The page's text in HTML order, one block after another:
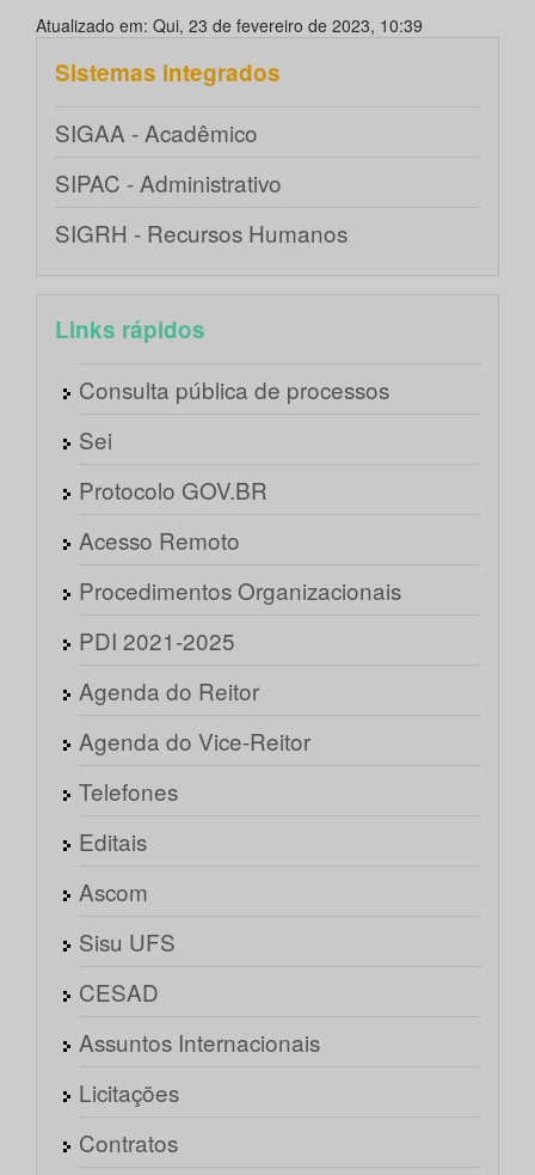
Atualizado em: Qui, 23 de fevereiro de 2023, 10:39
Sistemas integrados
SIGAA - Acadêmico
SIPAC - Administrativo
SIGRH - Recursos Humanos
Links rápidos
Consulta pública de processos
Sei
Protocolo GOV.BR
Acesso Remoto
Procedimentos Organizacionais
PDI 2021-2025
Agenda do Reitor
Agenda do Vice-Reitor
Telefones
Editais
Ascom
Sisu UFS
CESAD
Assuntos Internacionais
Licitações
Contratos